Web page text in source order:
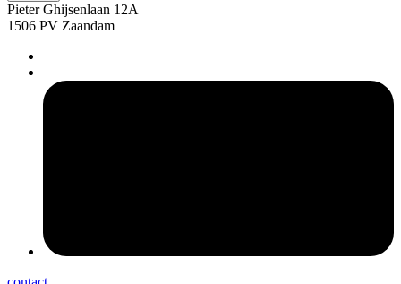
Pieter Ghijsenlaan 12A
1506 PV Zaandam